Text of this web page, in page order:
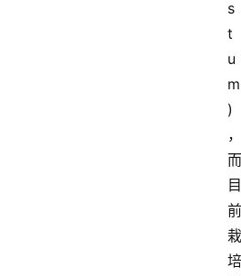
s
t
u
m
)
，
而
目
前
栽
培